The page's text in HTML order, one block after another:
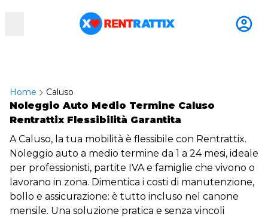
RentRattix
Home Caluso
Noleggio Auto Medio Termine Caluso
Rentrattix Flessibilità Garantita
A Caluso, la tua mobilità è flessibile con Rentrattix.
Noleggio auto a medio termine da 1 a 24 mesi, ideale
per professionisti, partite IVA e famiglie che vivono o
lavorano in zona. Dimentica i costi di manutenzione,
bollo e assicurazione: è tutto incluso nel canone
mensile. Una soluzione pratica e senza vincoli